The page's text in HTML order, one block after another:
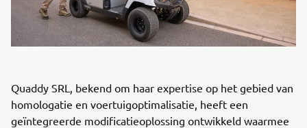
Quaddy SRL, bekend om haar expertise op het gebied van
homologatie en voertuigoptimalisatie, heeft een
geïntegreerde modificatieoplossing ontwikkeld waarmee